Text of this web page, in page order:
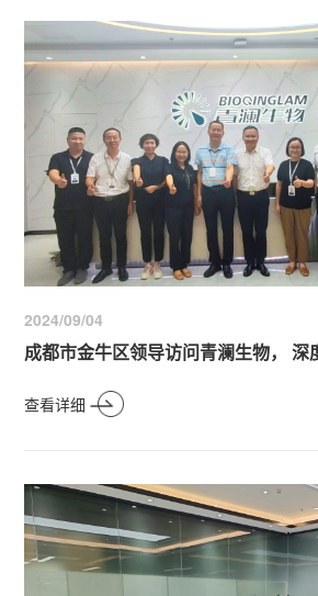
2024/09/04
成都市金牛区领导访问青澜生物， 深
查看详细